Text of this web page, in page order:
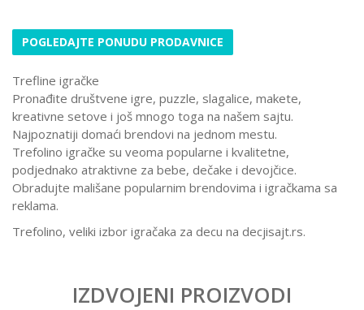
POGLEDAJTE PONUDU PRODAVNICE
Trefline igračke
Pronađite društvene igre, puzzle, slagalice, makete,
kreativne setove i još mnogo toga na našem sajtu.
Najpoznatiji domaći brendovi na jednom mestu.
Trefolino igračke su veoma popularne i kvalitetne,
podjednako atraktivne za bebe, dečake i devojčice.
Obradujte mališane popularnim brendovima i igračkama sa
reklama.
Trefolino, veliki izbor igračaka za decu na decjisajt.rs.
IZDVOJENI PROIZVODI